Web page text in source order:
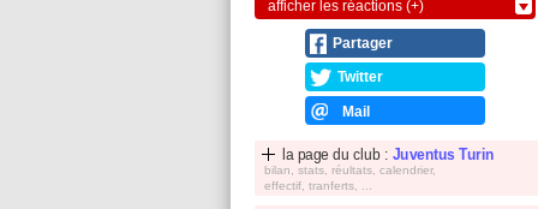
afficher les réactions (+)
Partager
Twitter
Mail
la page du club : Juventus Turin
bilan, stats, réultats, calendrier,
effectif, tranferts, ...